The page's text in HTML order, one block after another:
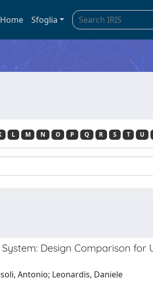
Home Sfoglia
L M N O P Q R S T U
Design Comparison for
Antonio; Leonardis, Daniele